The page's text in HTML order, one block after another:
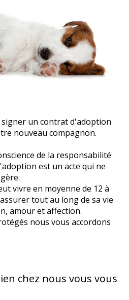
un contrat d'adoption
nouveau compagnon.
de la responsabilité
est un acte qui ne
vivre en moyenne de 12 à
tout au long de sa vie
amour et affection.
nous vous accordons
chez nous vous vous